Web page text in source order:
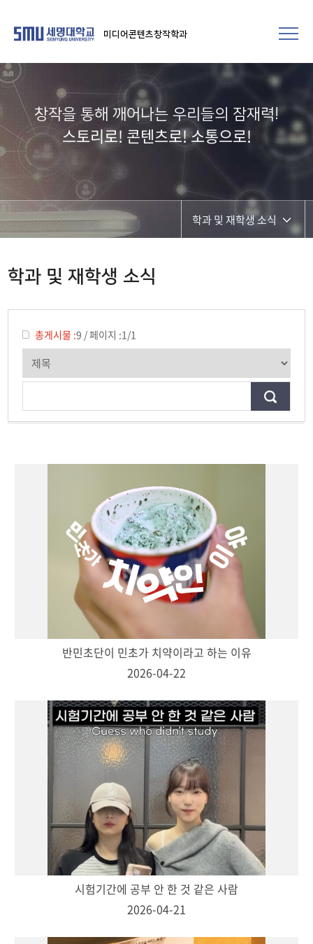
미디어콘텐츠창작학과
창작을 통해 깨어나는 우리들의 잠재력!​
스토리로! 콘텐츠로! 소통으로!
학과 및 재학생 소식
교수 소식
미디어 정보통
학과 및 재학생 소식
총게시물 :9 /페이지 :1/1
반민초단이 민초가 치약이라고 하는 이유
2026-04-22
시험기간에 공부 안 한 것 같은 사람
2026-04-21